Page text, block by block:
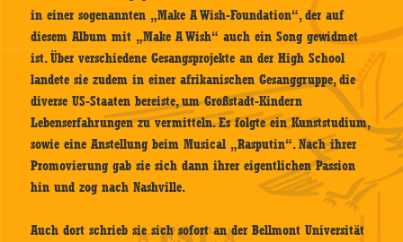
in einer sogenannten „Make A Wish-Foundation“, der auf
diesem Album mit „Make A Wish“ auch ein Song gewidmet
ist. Über verschiedene Gesangsprojekte an der High School
landete sie zudem in einer afrikanischen Gesanggruppe, die
diverse US-Staaten bereiste, um Großstadt-Kindern
Lebenserfahrungen zu vermitteln. Es folgte ein Kunststudium,
sowie eine Anstellung beim Musical „Rasputin“. Nach ihrer
Promovierung gab sie sich dann ihrer eigentlichen Passion
hin und zog nach Nashville.
Auch dort schrieb sie sich sofort an der Bellmont Universität